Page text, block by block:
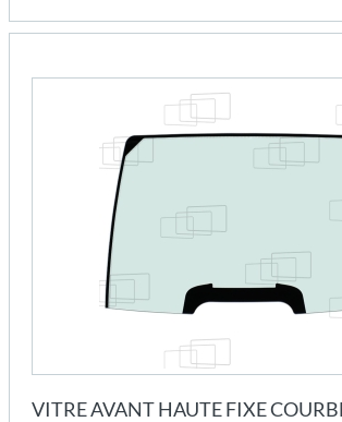
VITRE AVANT HAUTE FIXE